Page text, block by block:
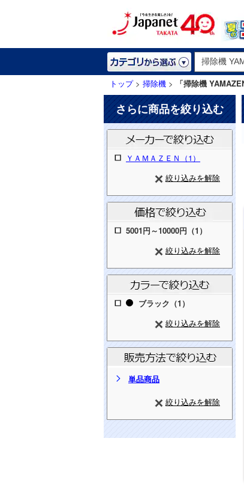
トップ> 掃除機 > 「掃除機
さらに商品を絞り込む
ＹＡＭＡＺＥＮ（1）
絞り込みを解除
5001円～10000円（1）
絞り込みを解除
ブラック（1）
絞り込みを解除
単品商品
絞り込みを解除